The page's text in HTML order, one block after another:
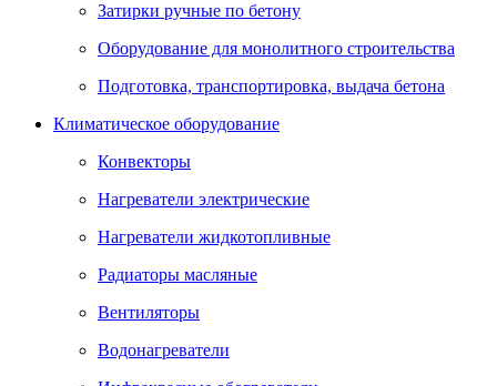
Затирки ручные по бетону
Оборудование для монолитного строительства
Подготовка, транспортировка, выдача бетона
Климатическое оборудование
Конвекторы
Нагреватели электрические
Нагреватели жидкотопливные
Радиаторы масляные
Вентиляторы
Водонагреватели